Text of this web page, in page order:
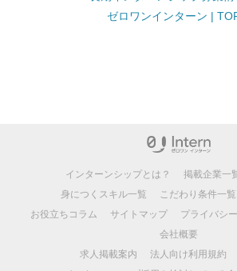
ゼロワンインターン |
インターンシップとは？ 掲載企業一
身につくスキル一覧
こだわり条件一覧
お役立ちコラム
サイトマップ プライバシ
会社概要
求人掲載案内
法人向け利用規約